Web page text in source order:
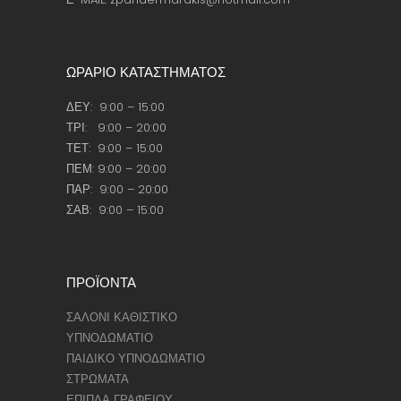
ΩΡΑΡΙΟ ΚΑΤΑΣΤΗΜΑΤΟΣ
ΔΕΥ: 9:00 – 15:00
ΤΡΙ: 9:00 – 20:00
ΤΕΤ: 9:00 – 15:00
ΠΕΜ: 9:00 – 20:00
ΠΑΡ: 9:00 – 20:00
ΣΑΒ: 9:00 – 15:00
ΠΡΟΪΟΝΤΑ
ΣΑΛΟΝΙ ΚΑΘΙΣΤΙΚΟ
ΥΠΝΟΔΩΜΑΤΙΟ
ΠΑΙΔΙΚΟ ΥΠΝΟΔΩΜΑΤΙΟ
ΣΤΡΩΜΑΤΑ